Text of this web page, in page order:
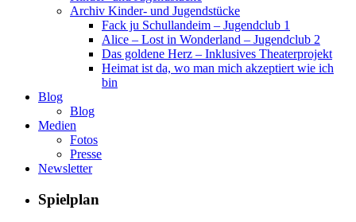
Archiv Kinder- und Jugendstücke
Fack ju Schullandeim – Jugendclub 1
Alice – Lost in Wonderland – Jugendclub 2
Das goldene Herz – Inklusives Theaterprojekt
Heimat ist da, wo man mich akzeptiert wie ich
bin
Blog
Blog
Medien
Fotos
Presse
Newsletter
Spielplan